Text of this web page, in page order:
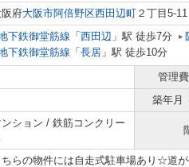
阪府大阪市阿倍野区西田辺町 ２丁目5-11
下鉄御堂筋線 「 西田辺 」駅 徒歩7分
下鉄御堂筋線 「 長居 」駅 徒歩10分
管理
築年月
ンション / 鉄筋コンクリー
ちらの物件には自走式駐車場あり☆道